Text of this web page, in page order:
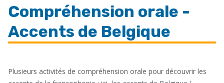
de
ayuda
a
navegación
Compréhension orale -
Accents de Belgique
Plusieurs activités de compréhension orale pour découvrir les